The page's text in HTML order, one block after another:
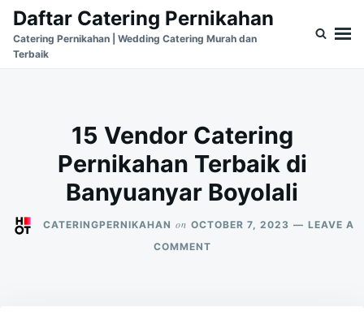
Skip
content
Search
for:
Daftar Catering Pernikahan
Catering Pernikahan | Wedding Catering Murah dan
Terbaik
15 Vendor Catering
Pernikahan Terbaik di
Banyuanyar Boyolali
CATERINGPERNIKAHAN on OCTOBER 7, 2023
LEAVE A
COMMENTON